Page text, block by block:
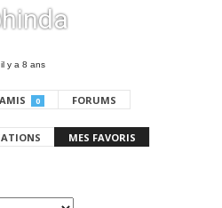
il y a 8 ans
AMIS 0 FORUMS
MES FAVORIS